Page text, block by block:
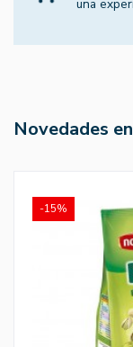
una
Novedades
-15%